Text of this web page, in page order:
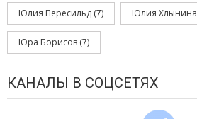
Юлия Пересильд (7) Юлия Хлынина
Юра Борисов (7)
КАНАЛЫ В СОЦСЕТЯХ